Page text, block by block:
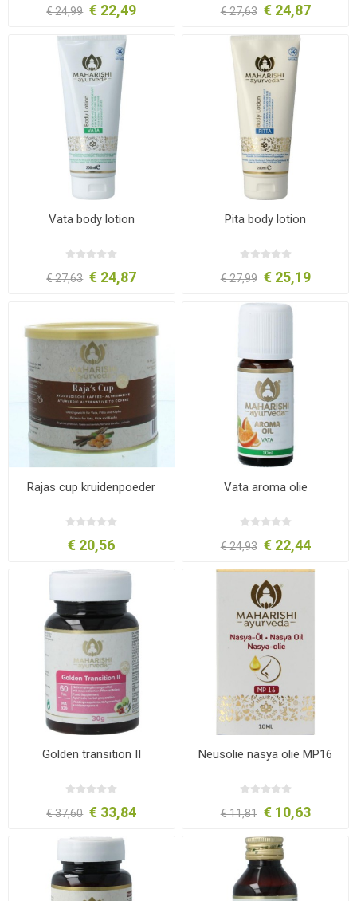
€ 24,99 € 22,49 € 27,63 € 24,87
Vata body lotion
€ 27,63 € 24,87
Pita body lotion
€ 27,99 € 25,19
Rajas cup kruidenpoeder
€ 20,56
Vata aroma olie
€ 24,93 € 22,44
Golden transition II
€ 37,60 € 33,84
Neusolie nasya olie MP16
€ 11,81 € 10,63